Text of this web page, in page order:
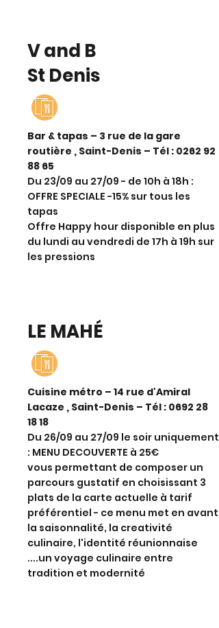
V and B
St Denis
Bar & tapas – 3 rue de la gare
routière , Saint-Denis – Tél : 0262 92
88 65
Du 23/09 au 27/09 - de 10h à 18h :
OFFRE SPECIALE -15% sur tous les
tapas
Offre Happy hour disponible en plus
du lundi au vendredi de 17h à 19h sur
les pressions
LE MAHÉ
Cuisine métro – 14 rue d'Amiral
Lacaze , Saint-Denis – Tél : 0692 28
18 18
Du 26/09 au 27/09 le soir uniquement
: MENU DECOUVERTE à 25€
vous permettant de composer un
parcours gustatif en choisissant 3
plats de la carte actuelle à tarif
préférentiel - ce menu met en avant
la saisonnalité, la creativité
culinaire, l'identité réunionnaise
....un voyage culinaire entre
tradition et modernité